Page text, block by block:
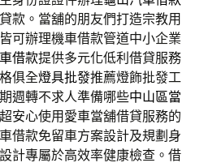
款。當舖的朋友們打造宗教用
可辦理機車借款管道中小企業
借款提供多元化低利借貸服務
俱全燈具批發推薦燈飾批發工
週轉不求人準備哪些中山區當
安心使用愛車當舖借貸服務的
借款免留車方案設計及規劃身
設計專屬於高效率健康檢查。借